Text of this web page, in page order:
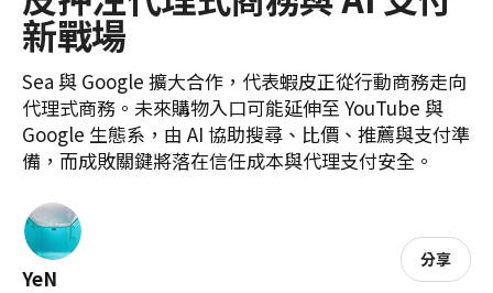
新戰場
Sea 與 Google 擴大合作，代表蝦皮正從行動商務走向
代理式商務。未來購物入口可能延伸至 YouTube 與
Google 生態系，由 AI 協助搜尋、比價、推薦與支付準
備，而成敗關鍵將落在信任成本與代理支付安全。
YeN
分享